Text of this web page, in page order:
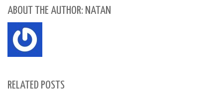
ABOUT THE AUTHOR: NATAN
RELATED POSTS